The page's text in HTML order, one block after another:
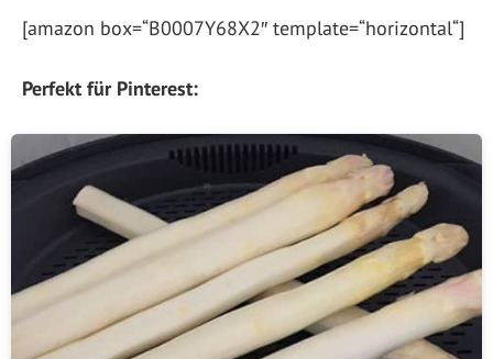
[amazon box=“B0007Y68X2″ template=“horizontal“]
Perfekt für Pinterest: